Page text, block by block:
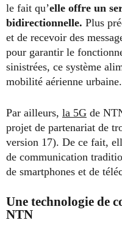
le fait qu’elle offre un
bidirectionnelle. Plus
et de recevoir des
pour garantir le
sinistrées, ce système
mobilité aérienne urbaine.
Par ailleurs, la 5G de
projet de partenariat de
version 17). De ce fait,
de communication
de smartphones et de
Une technologie de
NTN